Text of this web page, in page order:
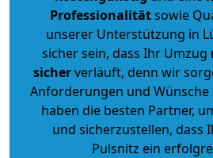
Professionalitätsowie
unserer Unterstützung in
sicher sein, dass Ihr Umzug
sicherverläuft, denn wir
Anforderungen und
haben die besten Partner,
und sicherzustellen, dass
Pulsnitz ein